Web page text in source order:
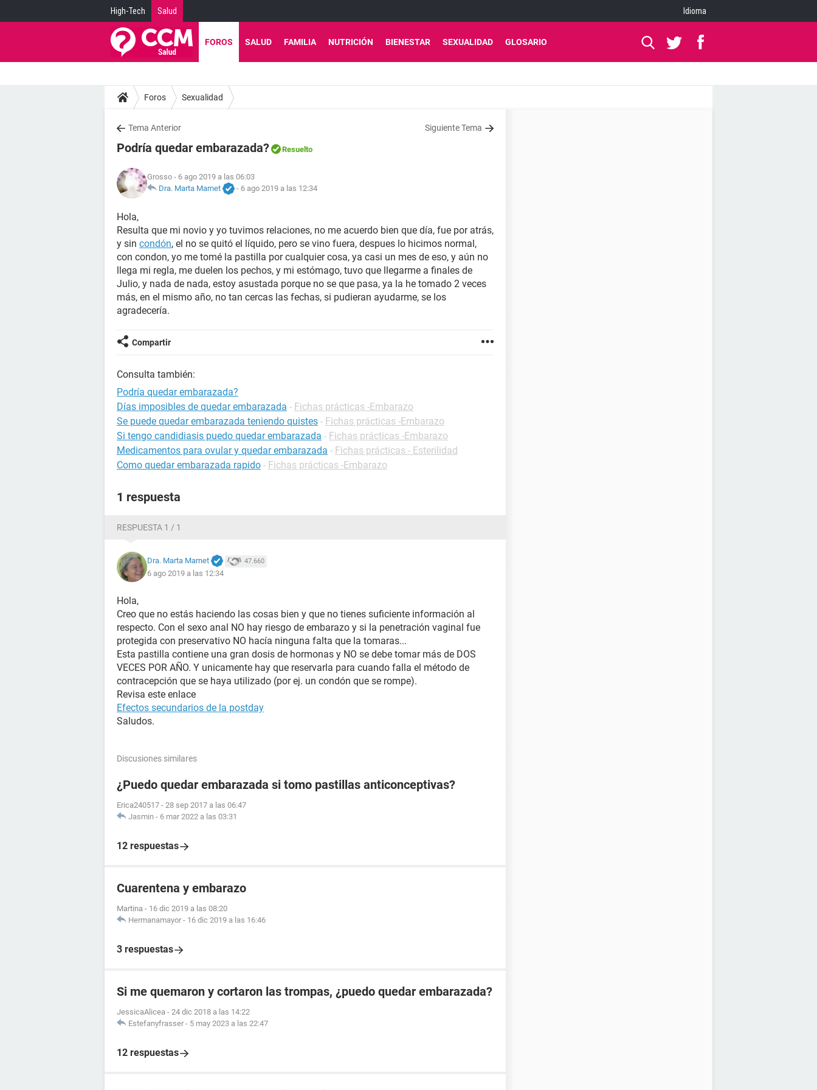
High-Tech Salud Idioma
FOROS SALUD FAMILIA NUTRICIÓN BIENESTAR SEXUALIDAD GLOSARIO
Foros Sexualidad
Tema Anterior Siguiente Tema
Podría quedar embarazada? Resuelto
Grosso - 6 ago 2019 a las 06:03
Dra. Marta Marnet
- 6 ago 2019 a las 12:34
Hola,
Resulta que mi novio y yo tuvimos relaciones, no me acuerdo bien que día, fue por atrás,
y sin condón, el no se quitó el líquido, pero se vino fuera, despues lo hicimos normal,
con condon, yo me tomé la pastilla por cualquier cosa, ya casi un mes de eso, y aún no
llega mi regla, me duelen los pechos, y mi estómago, tuvo que llegarme a finales de
Julio, y nada de nada, estoy asustada porque no se que pasa, ya la he tomado 2 veces
más, en el mismo año, no tan cercas las fechas, si pudieran ayudarme, se los
agradecería.
Compartir
Consulta también:
Podría quedar embarazada?
Días imposibles de quedar embarazada - Fichas prácticas -Embarazo
Se puede quedar embarazada teniendo quistes - Fichas prácticas -Embarazo
Si tengo candidiasis puedo quedar embarazada - Fichas prácticas -Embarazo
Medicamentos para ovular y quedar embarazada - Fichas prácticas - Esterilidad
Como quedar embarazada rapido - Fichas prácticas -Embarazo
1 respuesta
RESPUESTA 1 / 1
Dra. Marta Marnet 47.660
6 ago 2019 a las 12:34
Hola,
Creo que no estás haciendo las cosas bien y que no tienes suficiente información al
respecto. Con el sexo anal NO hay riesgo de embarazo y si la penetración vaginal fue
protegida con preservativo NO hacía ninguna falta que la tomaras...
Esta pastilla contiene una gran dosis de hormonas y NO se debe tomar más de DOS
VECES POR AÑO. Y unicamente hay que reservarla para cuando falla el método de
contracepción que se haya utilizado (por ej. un condón que se rompe).
Revisa este enlace
Efectos secundarios de la postday
Saludos.
Discusiones similares
¿Puedo quedar embarazada si tomo pastillas anticonceptivas?
Erica240517 - 28 sep 2017 a las 06:47
Jasmin - 6 mar 2022 a las 03:31
12 respuestas
Cuarentena y embarazo
Martina - 16 dic 2019 a las 08:20
Hermanamayor - 16 dic 2019 a las 16:46
3 respuestas
Si me quemaron y cortaron las trompas, ¿puedo quedar embarazada?
JessicaAlicea - 24 dic 2018 a las 14:22
Estefanyfrasser - 5 may 2023 a las 22:47
12 respuestas